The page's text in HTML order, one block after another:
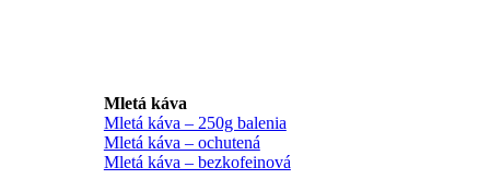
Mletá káva
Mletá káva – 250g balenia
Mletá káva – ochutená
Mletá káva – bezkofeinová